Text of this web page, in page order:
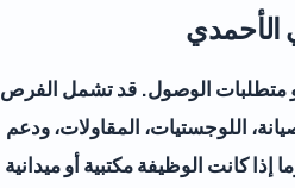
أو متطلبات الوصول. قد تشمل الفرص
اللوجستيات، المقاولات، ودعم
كانت الوظيفة مكتبية أو ميدانية